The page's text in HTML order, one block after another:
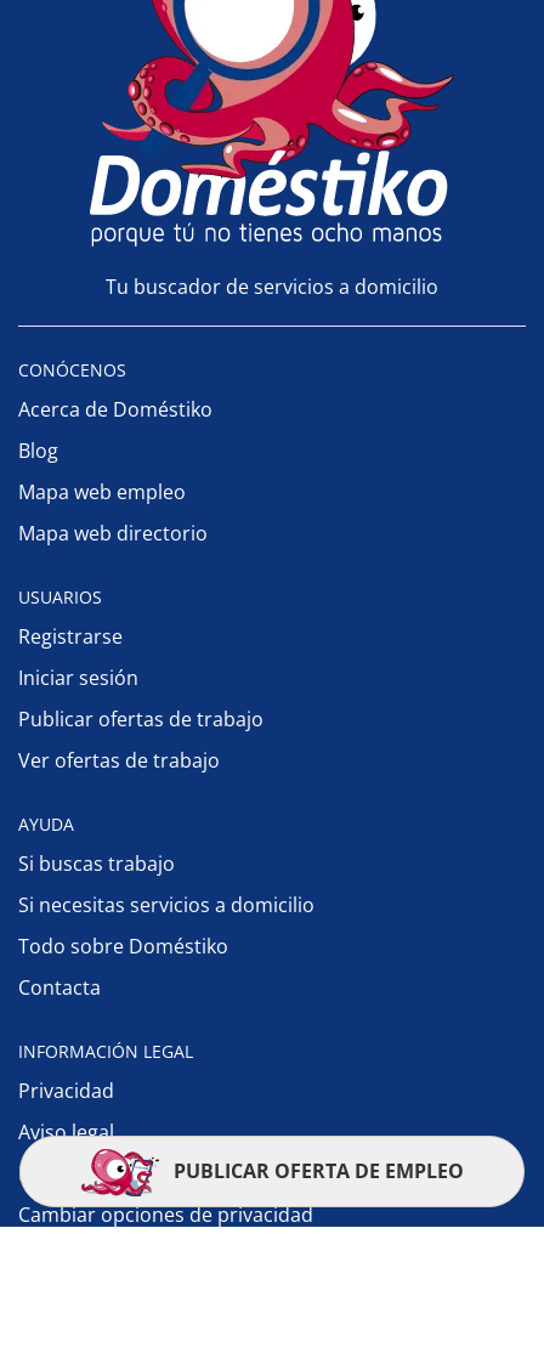
Tu buscador de servicios a domicilio
CONÓCENOS
Acerca de Doméstiko
Blog
Mapa web empleo
Mapa web directorio
USUARIOS
Registrarse
Iniciar sesión
Publicar ofertas de trabajo
Ver ofertas de trabajo
AYUDA
Si buscas trabajo
Si necesitas servicios a domicilio
Todo sobre Doméstiko
Contacta
INFORMACIÓN LEGAL
Privacidad
Aviso legal
Política de cookies
Cambiar opciones de privacidad
PUBLICAR OFERTA DE EMPLEO